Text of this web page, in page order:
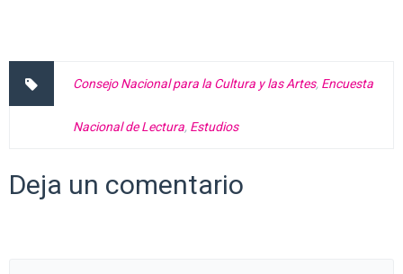
Consejo Nacional para la Cultura y las Artes, Encuesta
Nacional de Lectura, Estudios
Deja un comentario